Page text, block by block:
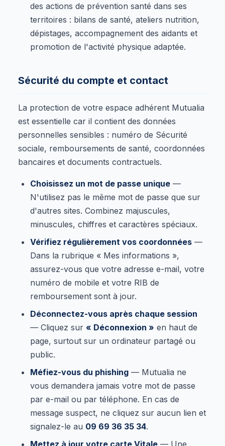
des actions de prévention santé dans ses
territoires : bilans de santé, ateliers nutrition,
dépistages, accompagnement des aidants et
promotion de l'activité physique adaptée.
Sécurité du compte et contact
La protection de votre espace adhérent Mutualia
est essentielle car il contient des données
personnelles sensibles : numéro de Sécurité
sociale, remboursements de santé, coordonnées
bancaires et documents contractuels.
Choisissez un mot de passe unique —
N'utilisez pas le même mot de passe que sur
d'autres sites. Combinez majuscules,
minuscules, chiffres et caractères spéciaux.
Vérifiez régulièrement vos coordonnées —
Dans la rubrique « Mes informations »,
assurez-vous que votre adresse e-mail, votre
numéro de mobile et votre RIB de
remboursement sont à jour.
Déconnectez-vous après chaque session
— Cliquez sur « Déconnexion » en haut de
page, surtout sur un ordinateur partagé ou
public.
Méfiez-vous du phishing — Mutualia ne
vous demandera jamais votre mot de passe
par e-mail ou par téléphone. En cas de
message suspect, ne cliquez sur aucun lien et
signalez-le au 09 69 36 35 34.
Mettez à jour votre carte Vitale — Une